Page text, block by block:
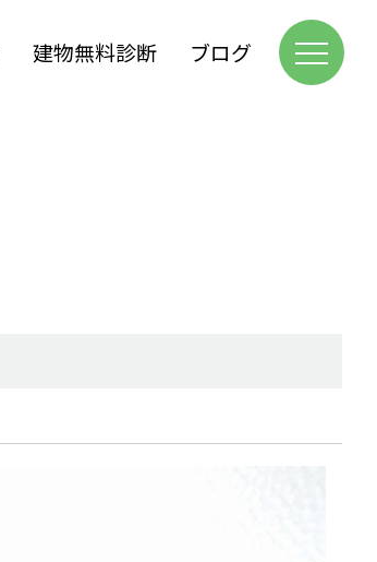
建物無料診断 ブログ